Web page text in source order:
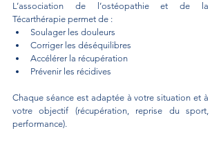
L’association de l’ostéopathie et de la
Técarthérapie permet de :
Soulager les douleurs
Corriger les déséquilibres
Accélérer la récupération
Prévenir les récidives
Chaque séance est adaptée à votre situation et à
votre objectif (récupération, reprise du sport,
performance).